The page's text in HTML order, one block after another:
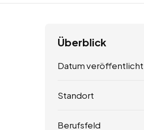
Überblick
Datum veröffentlicht
Standort
Berufsfeld